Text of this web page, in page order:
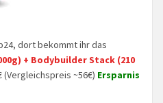
dort bekommt ihr das
+ Bodybuilder Stack (210
(Vergleichspreis ~56€) Ersparnis